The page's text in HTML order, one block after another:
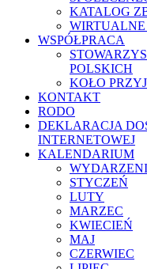
KATALOG
WSPÓŁPRACA
POLSKICH
KOŁO
KONTAKT
RODO
DEKLARACJA
INTERNETOWEJ
KALENDARIUM
STYCZEŃ
LUTY
MARZEC
KWIECIEŃ
MAJ
CZERWIEC